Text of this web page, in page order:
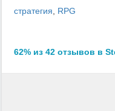
стратегия RPG
62% из 42 отзывов в